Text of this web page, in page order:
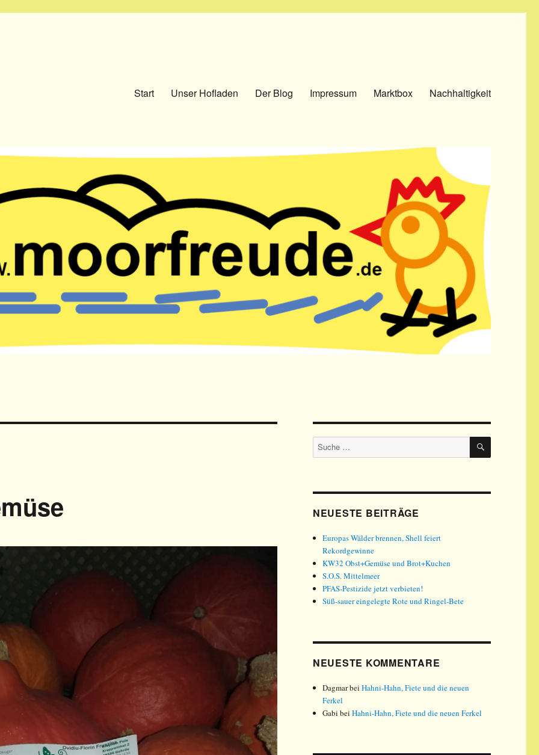
Start Unser Hofladen Der Blog Impressum Marktbox Nachhaltigkeit
Suche
nach:
SUCHE
NEUESTE BEITRÄGE
Europas Wälder brennen, Shell feiert
Rekordgewinne
KW32 Obst+Gemüse und Brot+Kuchen
S.O.S. Mittelmeer
PFAS-Pestizide jetzt verbieten!
Süß-sauer eingelegte Rote und Ringel-Bete
NEUESTE KOMMENTARE
DagmarbeiHahni-Hahn, Fiete und die neuen
Ferkel
Gabi beiHahni-Hahn, Fiete und die neuen Ferkel